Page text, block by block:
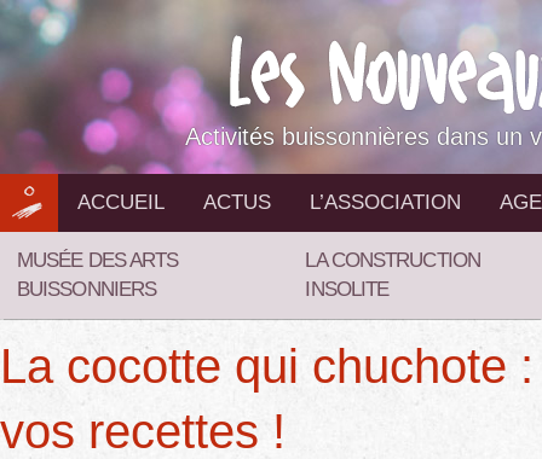
Aller
au
contenu
Activités buissonnières dans un
ACCUEIL ACTUS L’ASSOCIATION
MUSÉE DES ARTS
BUISSONNIERS
LA CONSTRUCTION
INSOLITE
La cocotte qui chuchote
vos recettes !